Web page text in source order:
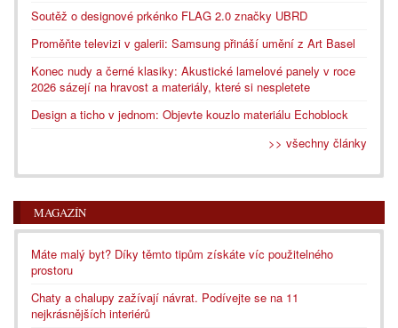
Soutěž o designové prkénko FLAG 2.0 značky UBRD
Proměňte televizi v galerii: Samsung přináší umění z Art Basel
Konec nudy a černé klasiky: Akustické lamelové panely v roce
2026 sázejí na hravost a materiály, které si nespletete
Design a ticho v jednom: Objevte kouzlo materiálu Echoblock
>> všechny články
MAGAZÍN
Máte malý byt? Díky těmto tipům získáte víc použitelného
prostoru
Chaty a chalupy zažívají návrat. Podívejte se na 11
nejkrásnějších interiérů